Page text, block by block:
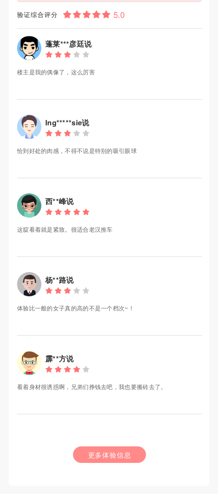
验证综合评分
蓬莱***彦廷说
楼主是我的偶像了，这么厉害
Ing*****sie说
恰到好处的肉感，不得不说是特别的吸引眼球
西**峰说
这腚看着就是紧致。很适合老汉推车
杨**路说
体验比一般的女子真的高的不是一个档次~！
霹**方说
看着身材很诱惑啊，兄弟们挣钱去吧，我也要搬砖去了。
更多体验信息